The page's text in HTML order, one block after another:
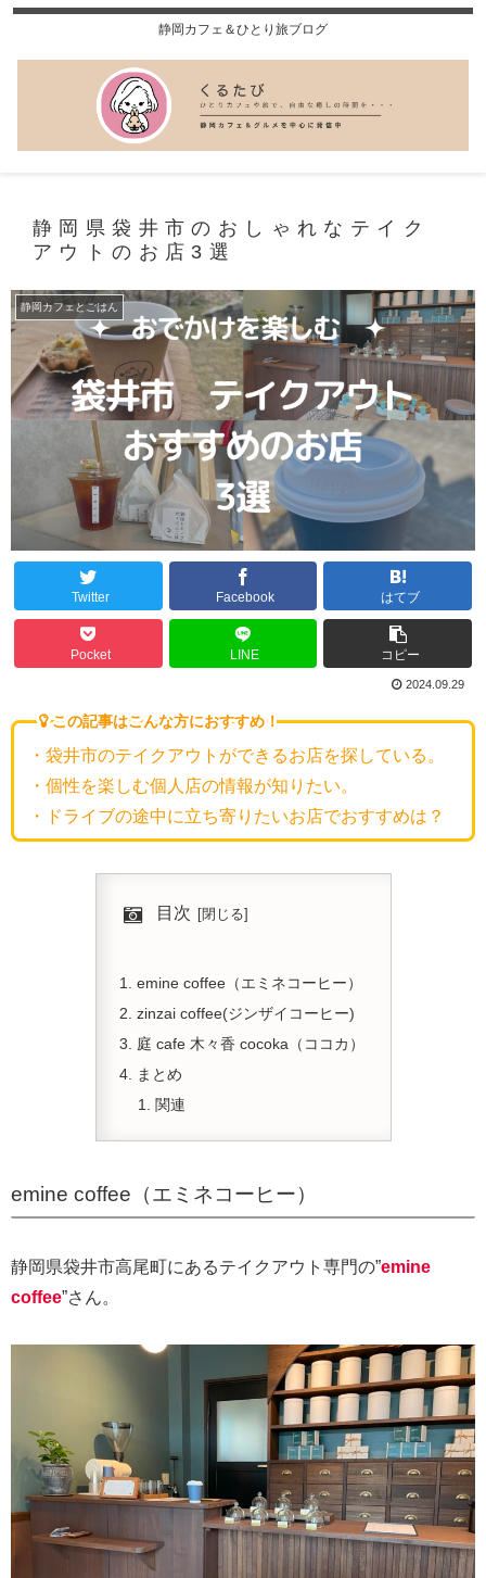
静岡カフェ＆ひとり旅ブログ
静岡県袋井市のおしゃれなテイク
アウトのお店3選
静岡カフェとごはん
Twitter Facebook はてブ
Pocket LINE コピー
2024.09.29
この記事はこんな方におすすめ！
・袋井市のテイクアウトができるお店を探している。
・個性を楽しむ個人店の情報が知りたい。
・ドライブの途中に立ち寄りたいお店でおすすめは？
目次
emine coffee（エミネコーヒー）
zinzai coffee(ジンザイコーヒー)
庭 cafe 木々香 cocoka（ココカ）
まとめ
関連
emine coffee（エミネコーヒー）
静岡県袋井市高尾町にあるテイクアウト専門の”emine
coffee”さん。